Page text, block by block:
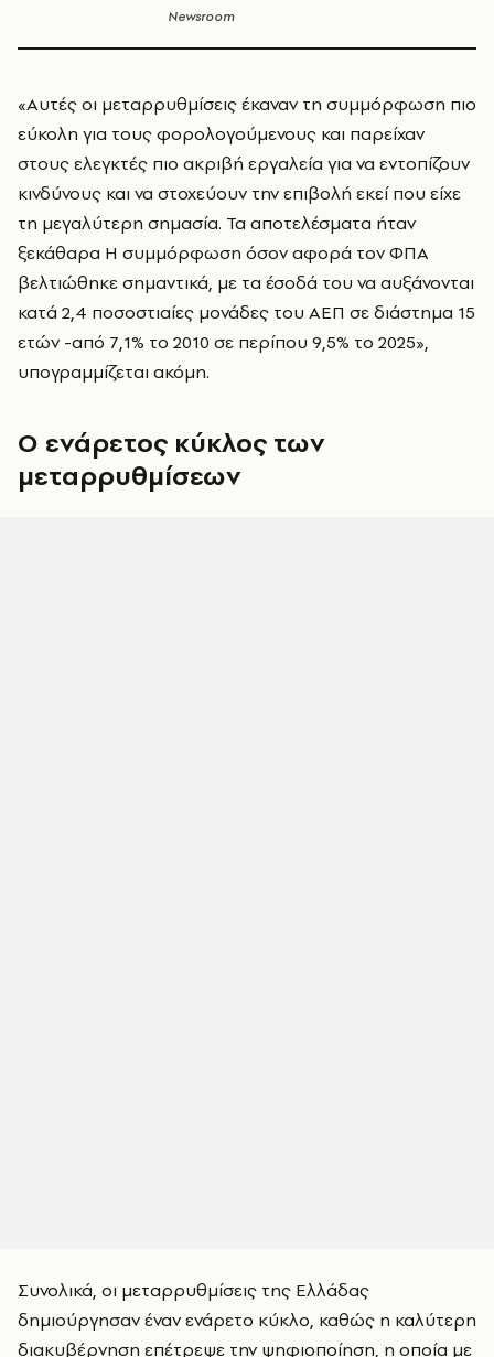
Newsroom
«Αυτές οι μεταρρυθμίσεις έκαναν τη συμμόρφωση πιο
εύκολη για τους φορολογούμενους και παρείχαν
στους ελεγκτές πιο ακριβή εργαλεία για να εντοπίζουν
κινδύνους και να στοχεύουν την επιβολή εκεί που είχε
τη μεγαλύτερη σημασία. Τα αποτελέσματα ήταν
ξεκάθαρα Η συμμόρφωση όσον αφορά τον ΦΠΑ
βελτιώθηκε σημαντικά, με τα έσοδά του να αυξάνονται
κατά 2,4 ποσοστιαίες μονάδες του ΑΕΠ σε διάστημα 15
ετών -από 7,1% το 2010 σε περίπου 9,5% το 2025»,
υπογραμμίζεται ακόμη.
Ο ενάρετος κύκλος των
μεταρρυθμίσεων
Συνολικά, οι μεταρρυθμίσεις της Ελλάδας
δημιούργησαν έναν ενάρετο κύκλο, καθώς η καλύτερη
διακυβέρνηση επέτρεψε την ψηφιοποίηση, η οποία με